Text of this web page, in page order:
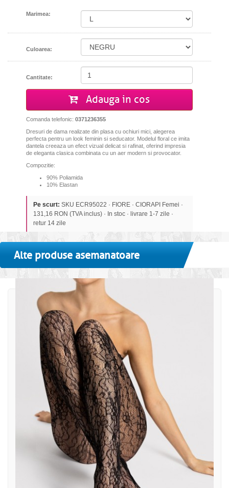
Marimea:
Culoarea:
Cantitate:
Adauga in cos
Comanda telefonic: 0371236355
Dresuri de dama realizate din plasa cu ochiuri mici, alegerea
perfecta pentru un look feminin si seducator. Modelul floral ce imita
dantela creeaza un efect vizual delicat si rafinat, oferind impresia
de eleganta clasica combinata cu un aer modern si provocator.
Compozitie:
90% Poliamida
10% Elastan
Pe scurt: SKU ECR95022 · FIORE · CIORAPI Femei ·
131,16 RON (TVA inclus) · In stoc · livrare 1-7 zile ·
retur 14 zile
Alte produse asemanatoare